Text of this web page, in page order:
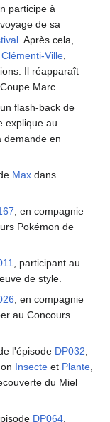
participe à
de sa
. Après cela,
Clémenti-Ville
Il réapparaît
Marc.
flash-back de
explique au
demande en
Max dans
, en compagnie
Pokémon de
, participant au
de style.
, en compagnie
au Concours
l'épisode DP032
Insecte et Plante
du Miel
DP064